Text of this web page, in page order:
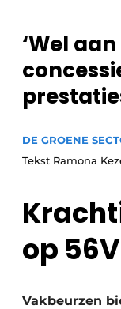
Podcasts
Privacy /
Vacature
Video’s
‘Wel
DE GROENE
Tekst Ramona
op
Vakbeurzen